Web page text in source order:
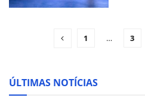
1 … 3
ÚLTIMAS NOTÍCIAS